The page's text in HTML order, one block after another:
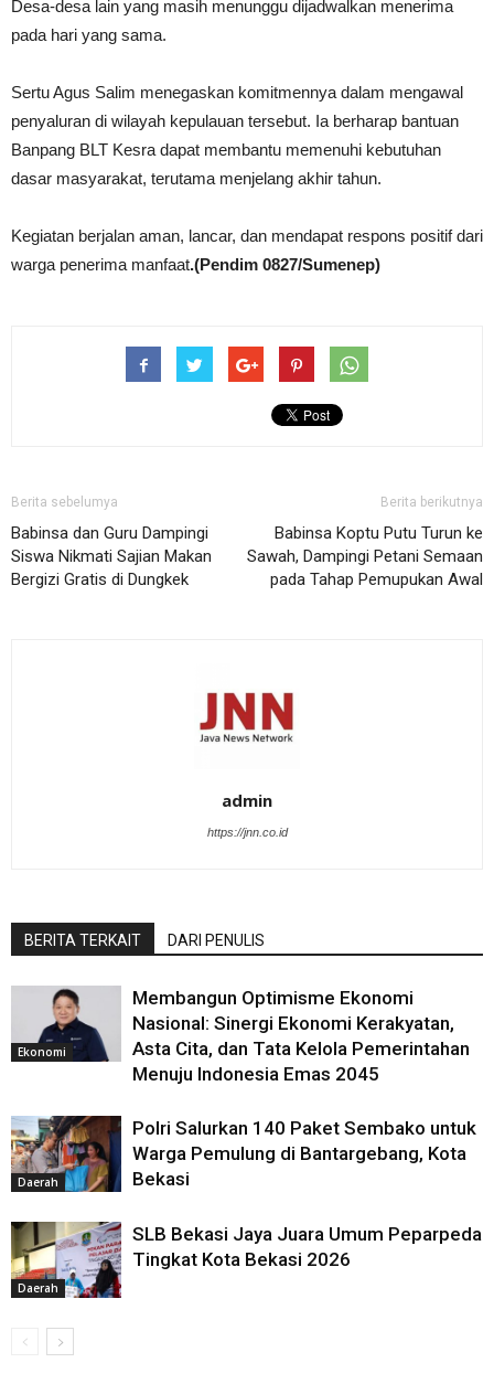
Desa-desa lain yang masih menunggu dijadwalkan menerima
pada hari yang sama.
Sertu Agus Salim menegaskan komitmennya dalam mengawal
penyaluran di wilayah kepulauan tersebut. Ia berharap bantuan
Banpang BLT Kesra dapat membantu memenuhi kebutuhan
dasar masyarakat, terutama menjelang akhir tahun.
Kegiatan berjalan aman, lancar, dan mendapat respons positif dari
warga penerima manfaat.(Pendim 0827/Sumenep)
Berita sebelumya
Babinsa dan Guru Dampingi
Siswa Nikmati Sajian Makan
Bergizi Gratis di Dungkek
Berita berikutnya
Babinsa Koptu Putu Turun ke
Sawah, Dampingi Petani Semaan
pada Tahap Pemupukan Awal
admin
https://jnn.co.id
BERITA TERKAIT DARI PENULIS
Ekonomi
Membangun Optimisme Ekonomi
Nasional: Sinergi Ekonomi Kerakyatan,
Asta Cita, dan Tata Kelola Pemerintahan
Menuju Indonesia Emas 2045
Daerah
Polri Salurkan 140 Paket Sembako untuk
Warga Pemulung di Bantargebang, Kota
Bekasi
Daerah
SLB Bekasi Jaya Juara Umum Peparpeda
Tingkat Kota Bekasi 2026